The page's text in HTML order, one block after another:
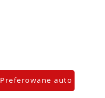
Preferowane auto